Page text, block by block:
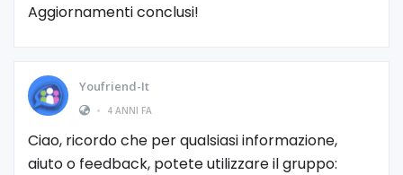
Aggiornamenti conclusi!
Youfriend-It
•
4 ANNI FA
Ciao, ricordo che per qualsiasi informazione,
aiuto o feedback, potete utilizzare il gruppo: